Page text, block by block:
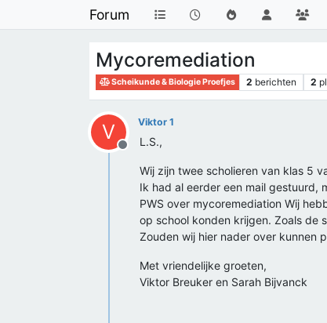
Forum
Mycoremediation
Scheikunde & Biologie Proefjes 2 berichten 2
V
Offline
Viktor 1
L.S.,
Wij zijn twee scholieren van klas 5
Ik had al eerder een mail gestuurd,
PWS over mycoremediation Wij
op school konden krijgen. Zoals de
Zouden wij hier nader over kunnen
Met vriendelijke groeten,
Viktor Breuker en Sarah Bijvanck